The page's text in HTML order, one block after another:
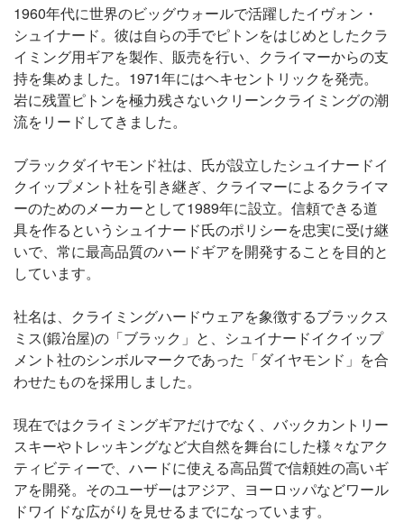
1960年代に世界のビッグウォールで活躍したイヴォン・
シュイナード。彼は自らの手でピトンをはじめとしたクラ
イミング用ギアを製作、販売を行い、クライマーからの支
持を集めました。1971年にはヘキセントリックを発売。
岩に残置ピトンを極力残さないクリーンクライミングの潮
流をリードしてきました。
ブラックダイヤモンド社は、氏が設立したシュイナードイ
クイップメント社を引き継ぎ、クライマーによるクライマ
ーのためのメーカーとして1989年に設立。信頼できる道
具を作るというシュイナード氏のポリシーを忠実に受け継
いで、常に最高品質のハードギアを開発することを目的と
しています。
社名は、クライミングハードウェアを象徴するブラックス
ミス(鍛冶屋)の「ブラック」と、シュイナードイクイップ
メント社のシンボルマークであった「ダイヤモンド」を合
わせたものを採用しました。
現在ではクライミングギアだけでなく、バックカントリー
スキーやトレッキングなど大自然を舞台にした様々なアク
ティビティーで、ハードに使える高品質で信頼姓の高いギ
アを開発。そのユーザーはアジア、ヨーロッパなどワール
ドワイドな広がりを見せるまでになっています。